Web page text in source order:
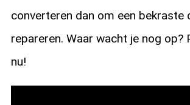
converteren dan om een bekraste
repareren. Waar wacht je nog op?
nu!